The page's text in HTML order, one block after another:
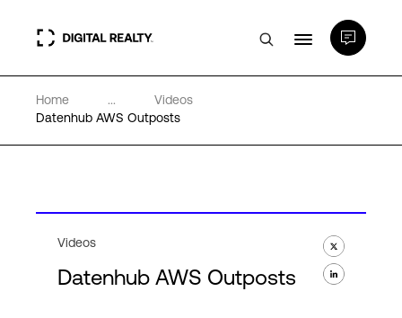
Rechenzentren
Wissenswertes
Home ...
Videos
Datenhub AWS Outposts
Videos
Datenhub AWS Outposts